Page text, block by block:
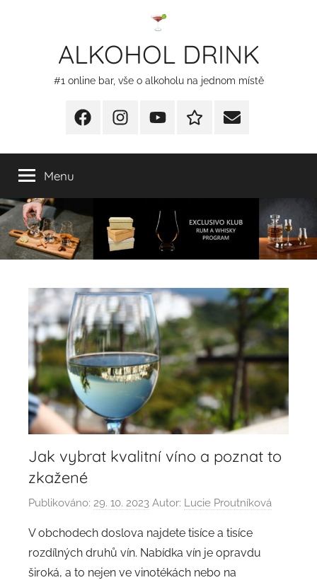
ALKOHOL DRINK
#1 online bar, vše o alkoholu na jednom místě
FacebookInstagram
YT
Redakční
E-
Menu
Jak vybrat kvalitní víno a poznat to
zkažené
Publikováno: 29. 10. 2023 Autor: Lucie Proutníková
V obchodech doslova najdete tisíce a tisíce
rozdílných druhů vín. Nabídka vín je opravdu
široká, a to nejen ve vinotékách nebo na